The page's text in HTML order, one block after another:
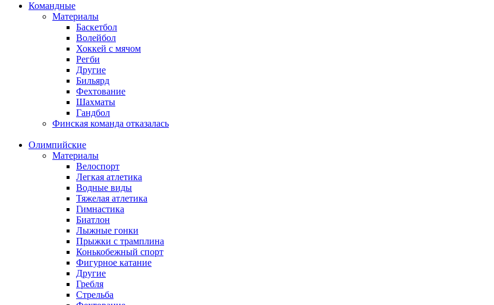
Командные
Материалы
Баскетбол
Волейбол
Хоккей с мячом
Регби
Другие
Бильярд
Фехтование
Шахматы
Гандбол
Финская команда отказалась
Олимпийские
Материалы
Велоспорт
Легкая атлетика
Водные виды
Тяжелая атлетика
Гимнастика
Биатлон
Лыжные гонки
Прыжки с трамплина
Конькобежный спорт
Фигурное катание
Другие
Гребля
Стрельба